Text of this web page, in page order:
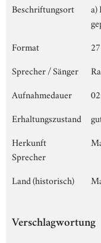
Beschriftungsort
a)
Format
Sprecher / Sänger
Aufnahmedauer
Erhaltungszustand
Herkunft
Sprecher
Land (historisch)
Verschlagwortung